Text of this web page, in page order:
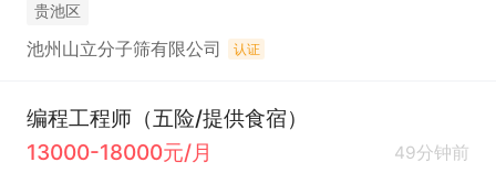
贵池区
池州山立分子筛有限公司 认证
编程工程师（五险/提供食宿）
13000-18000元/月
49分钟前